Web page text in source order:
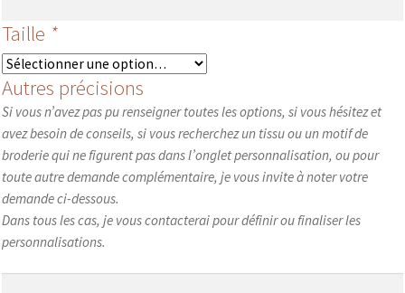
Taille *
Autres précisions
Si vous n’avez pas pu renseigner toutes les options, si vous hésitez et
avez besoin de conseils, si vous recherchez un tissu ou un motif de
broderie qui ne figurent pas dans l’onglet personnalisation, ou pour
toute autre demande complémentaire, je vous invite à noter votre
demande ci-dessous.
Dans tous les cas, je vous contacterai pour définir ou finaliser les
personnalisations.